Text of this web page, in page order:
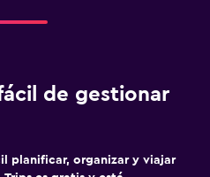
de gestionar
planificar, organizar y viajar